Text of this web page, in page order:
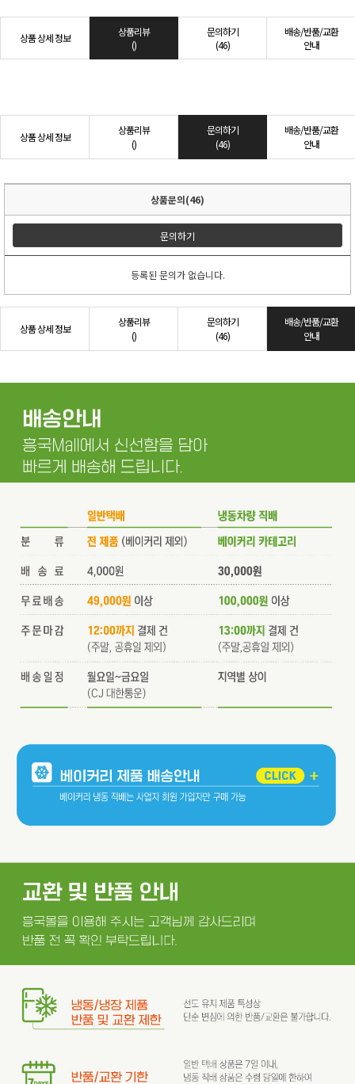
상품 상세 정보
상품리뷰
()
문의하기
(46)
배송/반품/교환
안내
상품 상세 정보
상품리뷰
()
문의하기
(46)
배송/반품/교환
안내
상품문의(46)
문의하기
등록된 문의가 없습니다.
상품 상세 정보
상품리뷰
()
문의하기
(46)
배송/반품/교환
안내